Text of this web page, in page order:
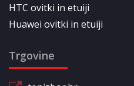
HTC ovitki in etuiji
Huawei ovitki in etuiji
Trgovine